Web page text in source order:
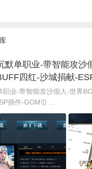
默单职业-带智能攻沙
四红-沙城捐献-
业-带智能攻沙假人-世界
插件-GOM引 ...